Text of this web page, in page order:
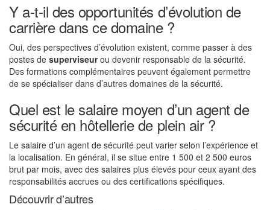
Y a-t-il des opportunités d’évolution de
carrière dans ce domaine ?
Oui, des perspectives d’évolution existent, comme passer à des
postes de superviseurou devenir responsable de la sécurité.
Des formations complémentaires peuvent également permettre
de se spécialiser dans d’autres domaines de la sécurité.
Quel est le salaire moyen d’un agent de
sécurité en hôtellerie de plein air ?
Le salaire d’un agent de sécurité peut varier selon l’expérience et
la localisation. En général, il se situe entre 1 500 et 2 500 euros
brut par mois, avec des salaires plus élevés pour ceux ayant des
responsabilités accrues ou des certifications spécifiques.
Découvrir d’autres